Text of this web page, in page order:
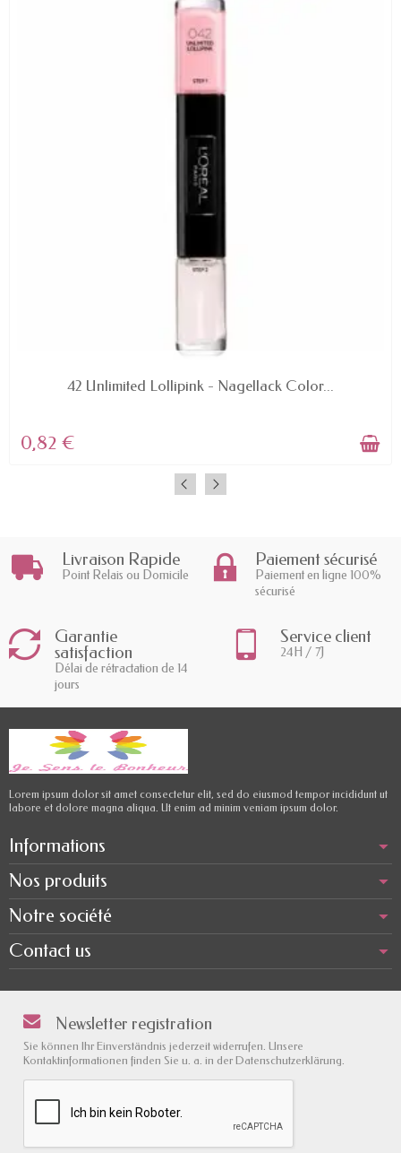
42 Unlimited Lollipink - Nagellack Color...
0,82 €
Livraison Rapide
Point Relais ou Domicile
Paiement sécurisé
Paiement en ligne 100%
sécurisé
Garantie
satisfaction
Délai de rétractation de 14
jours
Service client
24H / 7J
Lorem ipsum dolor sit amet consectetur elit, sed do eiusmod tempor incididunt ut
labore et dolore magna aliqua. Ut enim ad minim veniam ipsum dolor.
Informations
Nos produits
Notre société
Contact us
Newsletter registration
Sie können Ihr Einverständnis jederzeit widerrufen. Unsere
Kontaktinformationen finden Sie u. a. in der Datenschutzerklärung.